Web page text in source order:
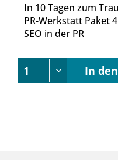
PR-Werkstatt Paket 4
SEO in der PR
In den